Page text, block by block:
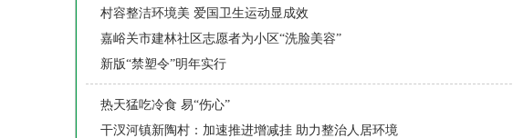
村容整洁环境美 爱国卫生运动显成效
嘉峪关市建林社区志愿者为小区“洗脸美容”
新版“禁塑令”明年实行
热天猛吃冷食 易“伤心”
干汊河镇新陶村：加速推进增减挂 助力整治人居环境